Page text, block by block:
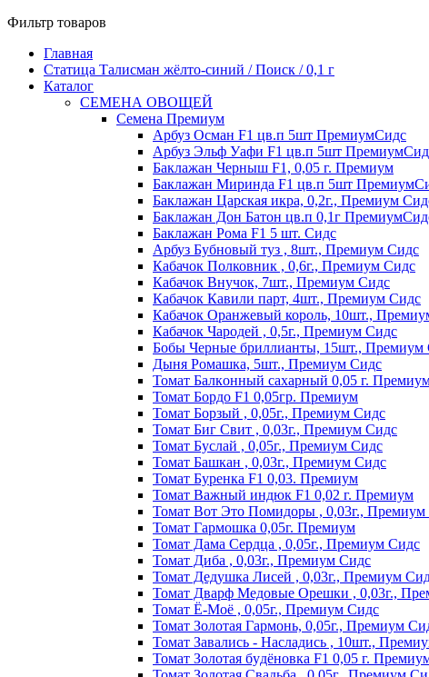
Фильтр товаров
Главная
Статица Талисман жёлто-синий / Поиск / 0,1 г
Каталог
СЕМЕНА ОВОЩЕЙ
Семена Премиум
Арбуз Осман F1 цв.п 5шт ПремиумСидс
Арбуз Эльф Уафи F1 цв.п 5шт
Баклажан Черныш F1, 0,05 г. Премиум
Баклажан Миринда F1 цв.п 5шт
Баклажан Царская икра, 0,2г., Премиум
Баклажан Дон Батон цв.п 0,1г
Баклажан Рома F1 5 шт. Сидс
Арбуз Бубновый туз , 8шт., Премиум Сидс
Кабачок Полковник , 0,6г., Премиум Сидс
Кабачок Внучок, 7шт., Премиум Сидс
Кабачок Кавили парт, 4шт., Премиум Сидс
Кабачок Оранжевый король, 10шт.,
Кабачок Чародей , 0,5г., Премиум Сидс
Бобы Черные бриллианты, 15шт., Премиум
Дыня Ромашка, 5шт., Премиум Сидс
Томат Бaлкoнный caxapный 0,05 г.
Томат Бордо F1 0,05гр. Премиум
Томат Борзый , 0,05г., Премиум Сидс
Томат Биг Свит , 0,03г., Премиум Сидс
Томат Буслай , 0,05г., Премиум Сидс
Томат Башкан , 0,03г., Премиум Сидс
Томат Буренка F1 0,03. Премиум
Томат Baжный индюк F1 0,02 г. Пpeмиyм
Томат Вот Это Помидоры , 0,03г., Премиум
Томат Гармошка 0,05г. Премиум
Томат Дама Сердца , 0,05г., Премиум Сидс
Томат Диба , 0,03г., Премиум Сидс
Томат Дедушка Лисей , 0,03г., Премиум
Томат Дварф Медовые Орешки , 0,03г.,
Томат Ё-Моё , 0,05г., Премиум Сидс
Томат Золотая Гармонь, 0,05г., Премиум
Томат Завались - Насладись , 10шт.,
Томат Зoлoтaя бyдёнoвкa F1 0,05 г.